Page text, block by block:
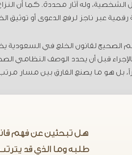
الشخصية، وله آثار محددة. كما أن
رقمية عبر ناجز لرفع الدعوى أو توثيق
الصحيح لقانون الخلع في السعودية
قبل أن يحدد الوصف النظامي
بل هو ما يصنع الفارق بين مسار
هل تبحثين عن فهم
طلبه وما الذي قد